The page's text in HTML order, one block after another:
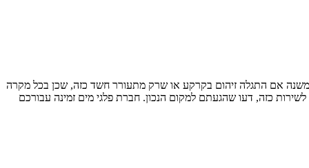
משנה אם התגלה זיהום בקרקע או שרק מתעורר חשד כזה, שכן בכל מקרה
כזה, דעו שהגעתם למקום הנכון. חברת פלגי מים זמינה עבורכם